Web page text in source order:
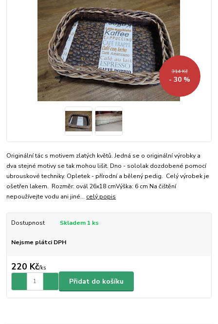
314 Kč
- 30 %
Originální tác s motivem zlatých květů. Jedná se o originální výrobky a
dva stejné motivy se tak mohou lišit. Dno - sololak dozdobené pomocí
ubrouskové techniky. Opletek - přírodní a bělený pedig. Celý výrobek je
ošetřen lakem. Rozměr: ovál 26x18 cmVýška: 6 cm Na čištění
nepoužívejte vodu ani jiné... celý popis
Dostupnost Skladem 1 ks
Nejsme plátci DPH
220 Kč/ks
Přidat do košíku